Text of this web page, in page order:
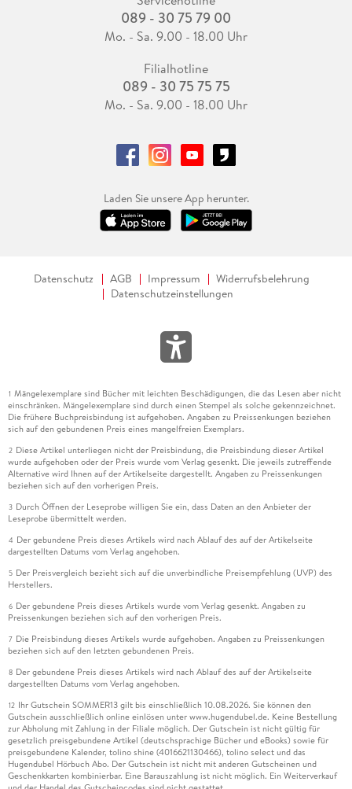
089 - 30 75 79 00
Mo. - Sa. 9.00 - 18.00 Uhr
Filialhotline
089 - 30 75 75 75
Mo. - Sa. 9.00 - 18.00 Uhr
Laden Sie unsere App herunter.
Datenschutz AGB Impressum
Widerrufsbelehrung
Datenschutzeinstellungen
1 Mängelexemplare sind Bücher mit leichten Beschädigungen, die das Lesen aber nicht
einschränken. Mängelexemplare sind durch einen Stempel als solche gekennzeichnet.
Die frühere Buchpreisbindung ist aufgehoben. Angaben zu Preissenkungen beziehen
sich auf den gebundenen Preis eines mangelfreien Exemplars.
2 Diese Artikel unterliegen nicht der Preisbindung, die Preisbindung dieser Artikel
wurde aufgehoben oder der Preis wurde vom Verlag gesenkt. Die jeweils zutreffende
Alternative wird Ihnen auf der Artikelseite dargestellt. Angaben zu Preissenkungen
beziehen sich auf den vorherigen Preis.
3 Durch Öffnen der Leseprobe willigen Sie ein, dass Daten an den Anbieter der
Leseprobe übermittelt werden.
4 Der gebundene Preis dieses Artikels wird nach Ablauf des auf der Artikelseite
dargestellten Datums vom Verlag angehoben.
5 Der Preisvergleich bezieht sich auf die unverbindliche Preisempfehlung (UVP) des
Herstellers.
6 Der gebundene Preis dieses Artikels wurde vom Verlag gesenkt. Angaben zu
Preissenkungen beziehen sich auf den vorherigen Preis.
7 Die Preisbindung dieses Artikels wurde aufgehoben. Angaben zu Preissenkungen
beziehen sich auf den letzten gebundenen Preis.
8 Der gebundene Preis dieses Artikels wird nach Ablauf des auf der Artikelseite
dargestellten Datums vom Verlag angehoben.
12 Ihr Gutschein SOMMER13 gilt bis einschließlich 10.08.2026. Sie können den
Gutschein ausschließlich online einlösen unter www.hugendubel.de. Keine Bestellung
zur Abholung mit Zahlung in der Filiale möglich. Der Gutschein ist nicht gültig für
gesetzlich preisgebundene Artikel (deutschsprachige Bücher und eBooks) sowie für
preisgebundene Kalender, tolino shine (4016621130466), tolino select und das
Hugendubel Hörbuch Abo. Der Gutschein ist nicht mit anderen Gutscheinen und
Geschenkkarten kombinierbar. Eine Barauszahlung ist nicht möglich. Ein Weiterverkauf